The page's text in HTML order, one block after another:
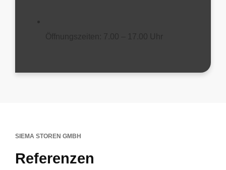
SIEMA STOREN GMBH
Referenzen